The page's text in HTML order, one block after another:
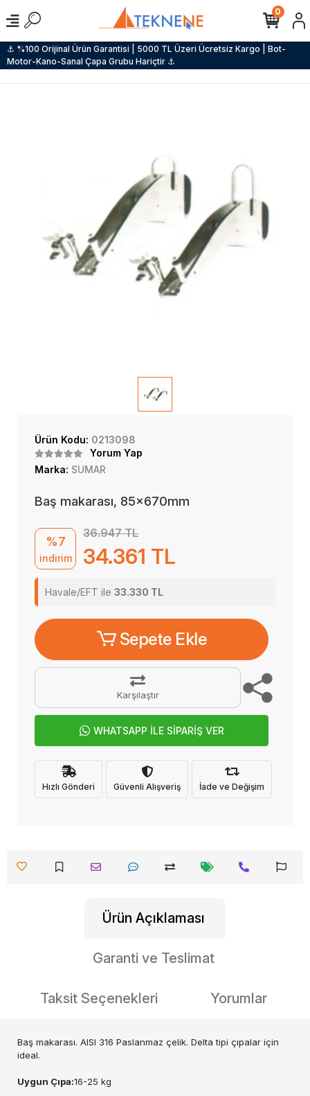
⚓ %100 Orijinal Ürün Garantisi | 5000 TL Üzeri Ücretsiz Kargo | Bot-
Motor-Kano-Sanal Çapa Grubu Hariçtir ⚓
0
Ürün Kodu: 0213098
Yorum Yap
Marka: SUMAR
Baş makarası, 85x670mm
%7
indirim
36.947 TL
34.361 TL
Havale/EFT ile 33.330 TL
Sepete Ekle
Karşılaştır
WHATSAPP İLE SİPARİŞ VER
Hızlı Gönderi Güvenli Alışveriş İade ve Değişim
Ürün Açıklaması
Garanti ve Teslimat
Taksit Seçenekleri Yorumlar
Baş makarası. AISI 316 Paslanmaz çelik. Delta tipi çıpalar için
ideal.
Uygun Çıpa:16-25 kg